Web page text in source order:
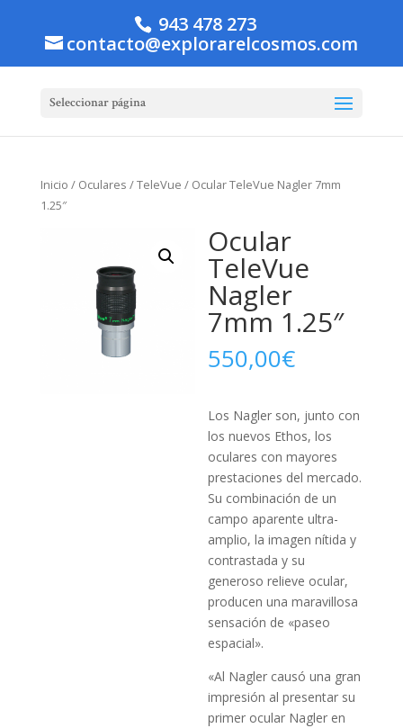
943 478 273
contacto@explorarelcosmos.com
Seleccionar página
Inicio / Oculares /TeleVue / Ocular TeleVue Nagler 7mm
1.25″
Ocular
TeleVue
Nagler
7mm 1.25″
550,00€
Los Nagler son, junto con
los nuevos Ethos, los
oculares con mayores
prestaciones del mercado.
Su combinación de un
campo aparente ultra-
amplio, la imagen nítida y
contrastada y su
generoso relieve ocular,
producen una maravillosa
sensación de «paseo
espacial».
«Al Nagler causó una gran
impresión al presentar su
primer ocular Nagler en